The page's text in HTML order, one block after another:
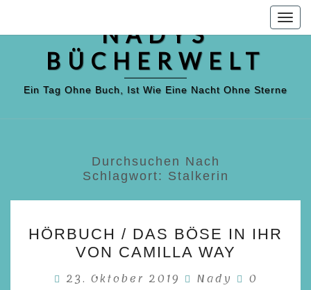
NADYS
BÜCHERWELT
Ein Tag Ohne Buch, Ist Wie Eine Nacht Ohne Sterne
Durchsuchen Nach
Schlagwort: Stalkerin
/
DAS
BÖSE
HÖRBUCH / DAS BÖSE IN IHR
VON CAMILLA WAY
23. Oktober 2019 Nady
0